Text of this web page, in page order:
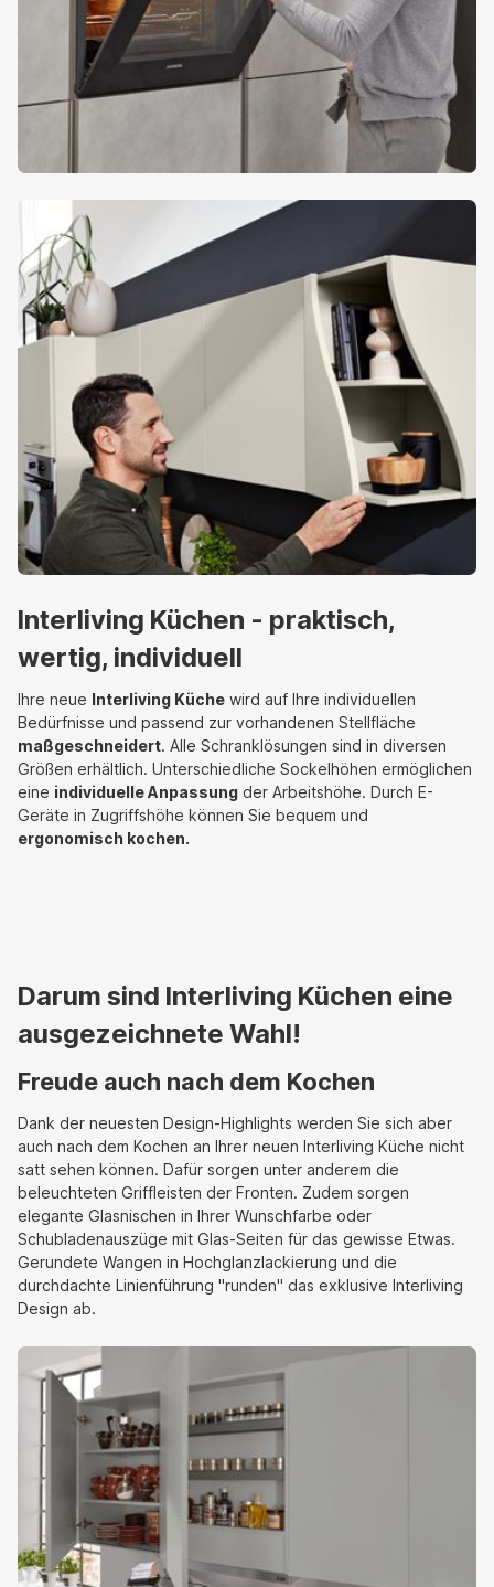
Interliving Küchen - praktisch,
wertig, individuell
Ihre neue Interliving Küche wird auf Ihre individuellen
Bedürfnisse und passend zur vorhandenen Stellfläche
maßgeschneidert. Alle Schranklösungen sind in diversen
Größen erhältlich. Unterschiedliche Sockelhöhen ermöglichen
eine individuelle Anpassung der Arbeitshöhe. Durch E-
Geräte in Zugriffshöhe können Sie bequem und
ergonomisch kochen.
Darum sind Interliving Küchen eine
ausgezeichnete Wahl!
Freude auch nach dem Kochen
Dank der neuesten Design-Highlights werden Sie sich aber
auch nach dem Kochen an Ihrer neuen Interliving Küche nicht
satt sehen können. Dafür sorgen unter anderem die
beleuchteten Griffleisten der Fronten. Zudem sorgen
elegante Glasnischen in Ihrer Wunschfarbe oder
Schubladenauszüge mit Glas-Seiten für das gewisse Etwas.
Gerundete Wangen in Hochglanzlackierung und die
durchdachte Linienführung "runden" das exklusive Interliving
Design ab.